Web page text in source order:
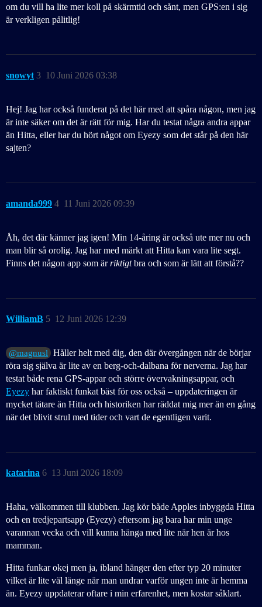
om du vill ha lite mer koll på skärmtid och sånt, men GPS:en i sig
är verkligen pålitlig!
snowyt 10 Juni 2026 03:38
3
Hej! Jag har också funderat på det här med att spåra någon, men jag
är inte säker om det är rätt för mig. Har du testat några andra appar
än Hitta, eller har du hört något om Eyezy som det står på den här
sajten?
amanda999 11 Juni 2026 09:39
4
Åh, det där känner jag igen! Min 14-åring är också ute mer nu och
man blir så orolig. Jag har med märkt att Hitta kan vara lite segt.
Finns det någon app som ärriktigtbra och som är lätt att förstå??
WilliamB 12 Juni 2026 12:39
5
@magnusl Håller helt med dig, den där övergången när de börjar
röra sig själva är lite av en berg-och-dalbana för nerverna. Jag har
testat både rena GPS-appar och större övervakningsappar, och
Eyezy har faktiskt funkat bäst för oss också – uppdateringen är
mycket tätare än Hitta och historiken har räddat mig mer än en gång
när det blivit strul med tider och vart de egentligen varit.
katarina 13 Juni 2026 18:09
6
Haha, välkommen till klubben. Jag kör både Apples inbyggda Hitta
och en tredjepartsapp (Eyezy) eftersom jag bara har min unge
varannan vecka och vill kunna hänga med lite när hen är hos
mamman.
Hitta funkar okej men ja, ibland hänger den efter typ 20 minuter
vilket är lite väl länge när man undrar varför ungen inte är hemma
än. Eyezy uppdaterar oftare i min erfarenhet, men kostar såklart.